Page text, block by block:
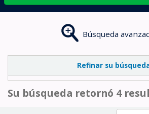
Búsqueda
Refinar su
Su búsqueda retornó 4